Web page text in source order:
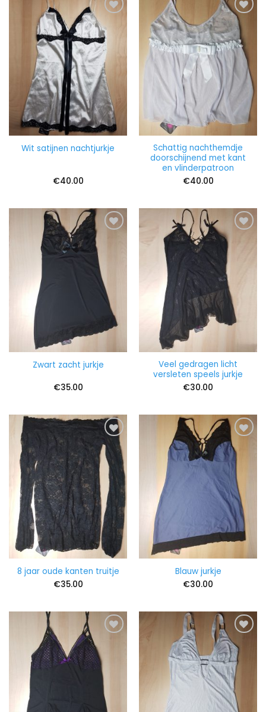
Wit satijnen nachtjurkje
€40.00
Schattig nachthemdje
doorschijnend met kant
en vlinderpatroon
€40.00
Zwart zacht jurkje
€35.00
Veel gedragen licht
versleten speels jurkje
€30.00
8 jaar oude kanten truitje
€35.00
Blauw jurkje
€30.00